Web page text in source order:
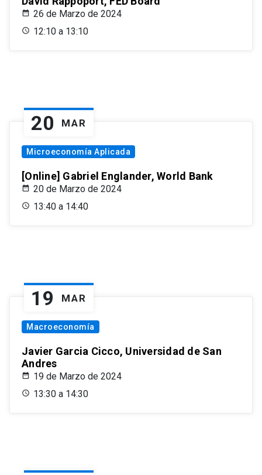
26 de Marzo de 2024
12:10 a 13:10
20 MAR
Microeconomía Aplicada
[Online] Gabriel Englander, World Bank
20 de Marzo de 2024
13:40 a 14:40
19 MAR
Macroeconomía
Javier Garcia Cicco, Universidad de San
Andres
19 de Marzo de 2024
13:30 a 14:30